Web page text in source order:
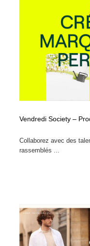
Vendredi Society –
Collaborez avec des
rassemblés ...